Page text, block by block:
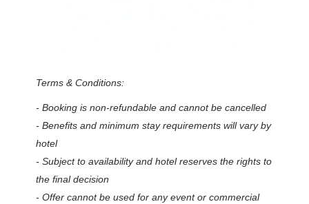
Terms & Conditions:
- Booking is non-refundable and cannot be cancelled
- Benefits and minimum stay requirements will vary by
hotel
- Subject to availability and hotel reserves the rights to
the final decision
- Offer cannot be used for any event or commercial